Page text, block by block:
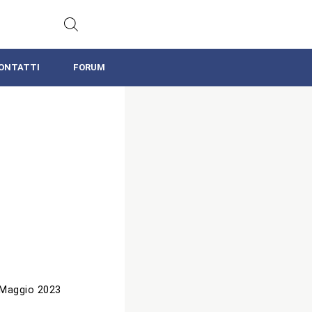
FORUM
2023